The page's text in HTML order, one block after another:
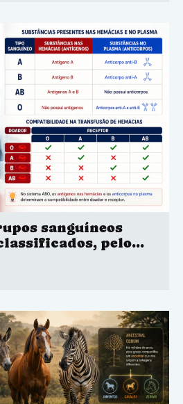
sanguíneos
pelo